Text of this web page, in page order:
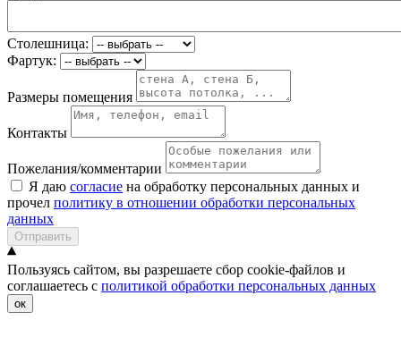
Столешница:
Фартук:
Размеры помещения
Контакты
Пожелания/комментарии
Я даю согласие на обработку персональных данных и
прочел политику в отношении обработки персональных
данных
Отправить
Пользуясь сайтом, вы разрешаете сбор cookie-файлов и
соглашаетесь с политикой обработки персональных данных
ок